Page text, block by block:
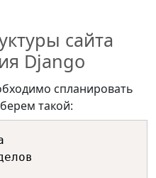
сайта
Django
спланировать
такой: